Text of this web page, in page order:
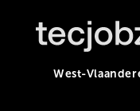
West-